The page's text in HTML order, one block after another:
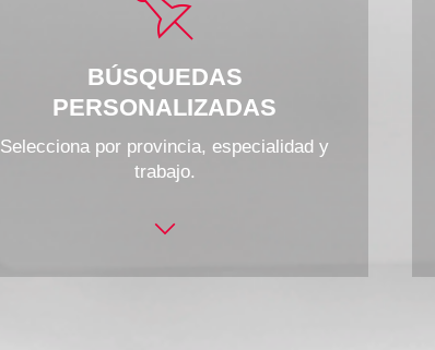
BÚSQUEDAS
PERSONALIZADAS
Selecciona por provincia, especialidad y
trabajo.